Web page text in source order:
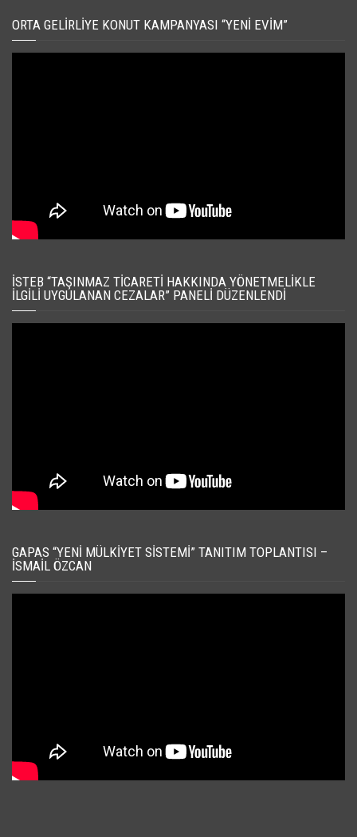
ORTA GELIRLIYE KONUT KAMPANYASI “YENI EVIM”
İSTEB “TAŞINMAZ TICARETI HAKKINDA YÖNETMELIKLE
İLGILI UYGULANAN CEZALAR” PANELI DÜZENLENDI
GAPAS “YENI MÜLKIYET SISTEMI” TANITIM TOPLANTISI –
İSMAIL ÖZCAN